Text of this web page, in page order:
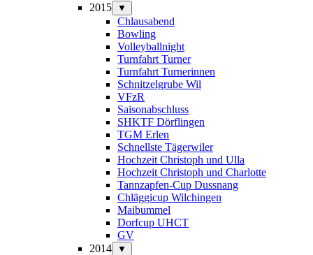
2015
▼
Chlausabend
Bowling
Volleyballnight
Turnfahrt Turner
Turnfahrt Turnerinnen
Schnitzelgrube Wil
VFzR
Saisonabschluss
SHKTF Dörflingen
TGM Erlen
Schnellste Tägerwiler
Hochzeit Christoph und Ulla
Hochzeit Christoph und Charlotte
Tannzapfen-Cup Dussnang
Chläggicup Wilchingen
Maibummel
Dorfcup UHCT
GV
2014
▼